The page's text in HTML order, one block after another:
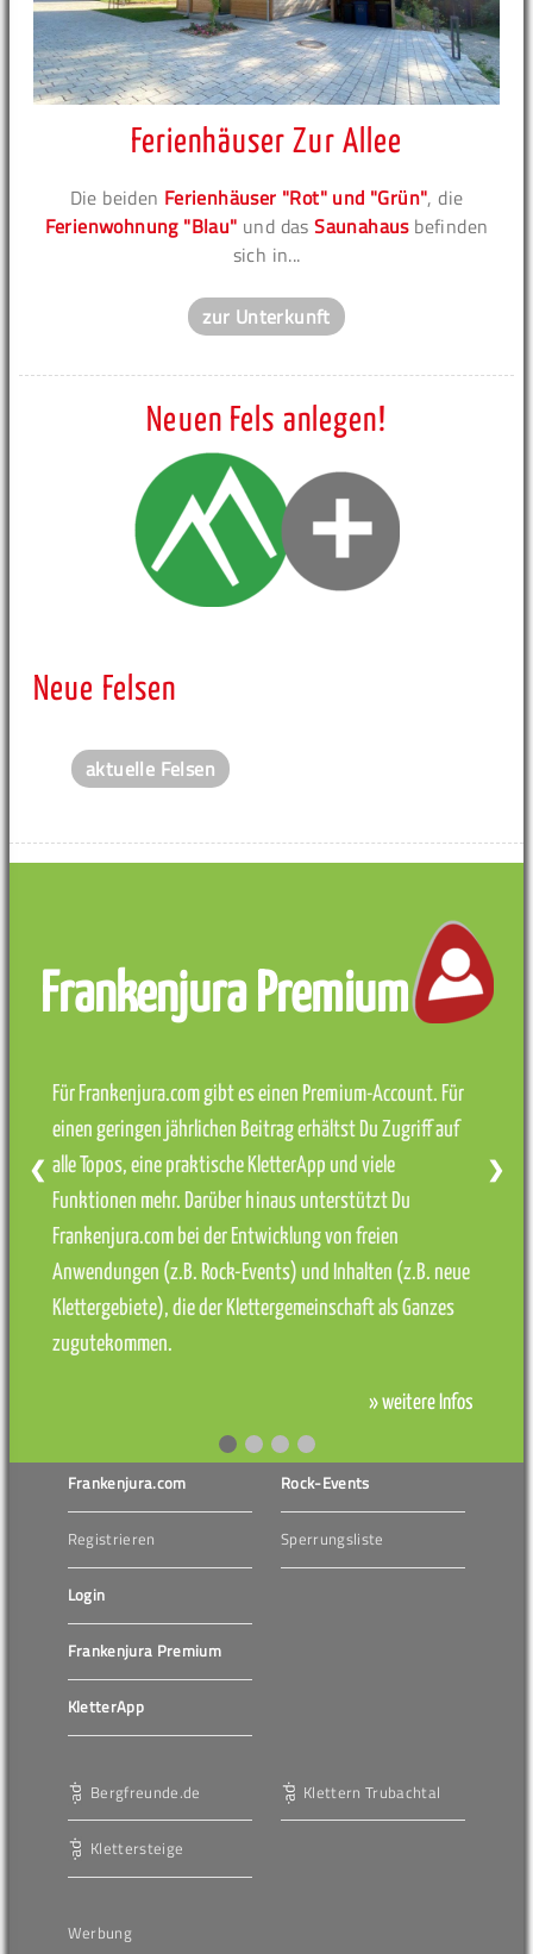
Ferienhäuser Zur Allee
Die beiden Ferienhäuser "Rot" und "Grün", die
Ferienwohnung "Blau" und dasSaunahausbefinden
sich in...
zur Unterkunft
Neuen Fels anlegen!
Neue Felsen
aktuelle Felsen
Frankenjura Premium
Für Frankenjura.com gibt es einen Premium-Account. Für
einen geringen jährlichen Beitrag erhältst Du Zugriff auf
alle Topos, eine praktische KletterApp und viele
Funktionen mehr. Darüber hinaus unterstützt Du
Frankenjura.com bei der Entwicklung von freien
Anwendungen (z.B. Rock-Events) und Inhalten (z.B. neue
Klettergebiete), die der Klettergemeinschaft als Ganzes
zugutekommen.
» weitere Infos
❮ ❯
Frankenjura.com
Registrieren
Login
Frankenjura Premium
KletterApp
Rock-Events
Sperrungsliste
Bergfreunde.de
Klettersteige
Klettern Trubachtal
Werbung